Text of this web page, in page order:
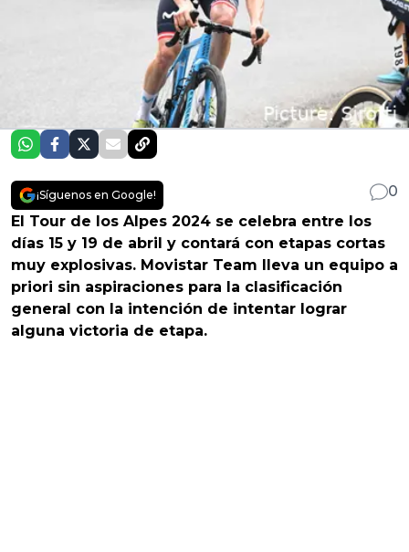
¡Síguenos en Google!
0
El Tour de los Alpes 2024 se celebra entre los
días 15 y 19 de abril y contará con etapas cortas
muy explosivas. Movistar Team lleva un equipo a
priori sin aspiraciones para la clasificación
general con la intención de intentar lograr
alguna victoria de etapa.